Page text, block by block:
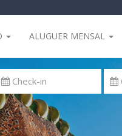
ALUGUER MENSAL